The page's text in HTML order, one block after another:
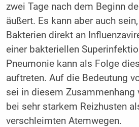
zwei Tage nach dem Beginn
äußert. Es kann aber auch
Bakterien direkt an
einer bakteriellen
Pneumonie kann als Folge
auftreten. Auf die Bedeutung
sei in diesem Zusammenhang
bei sehr starkem Reizhusten
verschleimten Atemwegen.